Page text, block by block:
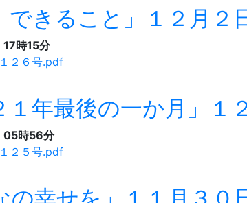
できること」１２月２
時15分
２６号.pdf
１年最後の一か月」１
05時56分
２５号.pdf
の幸せを」１１月３０